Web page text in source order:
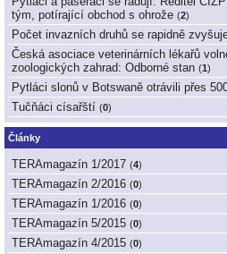
tým, potírající obchod s ohrože (2)
Počet invazních druhů se rapidně
Česká asociace veterinárních lékařů
zoologických zahrad: Odborné stan (1)
Pytláci slonů v Botswaně otrávili přes
Tučňáci císařští (0)
Články
TERAmagazín 1/2017 (4)
TERAmagazín 2/2016 (0)
TERAmagazín 1/2016 (0)
TERAmagazín 5/2015 (0)
TERAmagazín 4/2015 (0)